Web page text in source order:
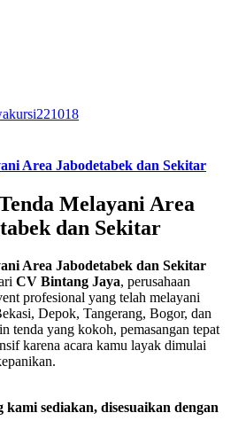
Area Jabodetabek dan Sekitar
Melayani Area
dan Sekitar
Area Jabodetabek dan Sekitar
CV Bintang Jaya, perusahaan
profesional yang telah melayani
Depok, Tangerang, Bogor, dan
tenda yang kokoh, pemasangan tepat
karena acara kamu layak dimulai
sediakan, disesuaikan dengan